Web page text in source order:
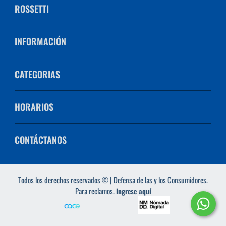
ROSSETTI
INFORMACIÓN
CATEGORIAS
HORARIOS
CONTÁCTANOS
Todos los derechos reservados © | Defensa de las y los Consumidores.
Para reclamos.Ingrese aquí